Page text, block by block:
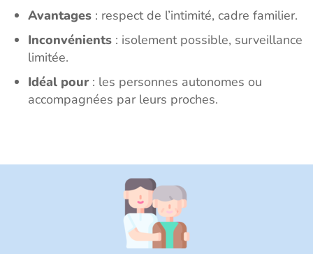
Avantages : respect de l’intimité, cadre familier.
Inconvénients : isolement possible, surveillance
limitée.
Idéal pour: les personnes autonomes ou
accompagnées par leurs proches.